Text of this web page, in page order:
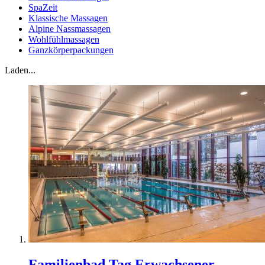
SpaZeit
Klassische Massagen
Alpine Nassmassagen
Wohlfühlmassagen
Ganzkörperpackungen
Laden...